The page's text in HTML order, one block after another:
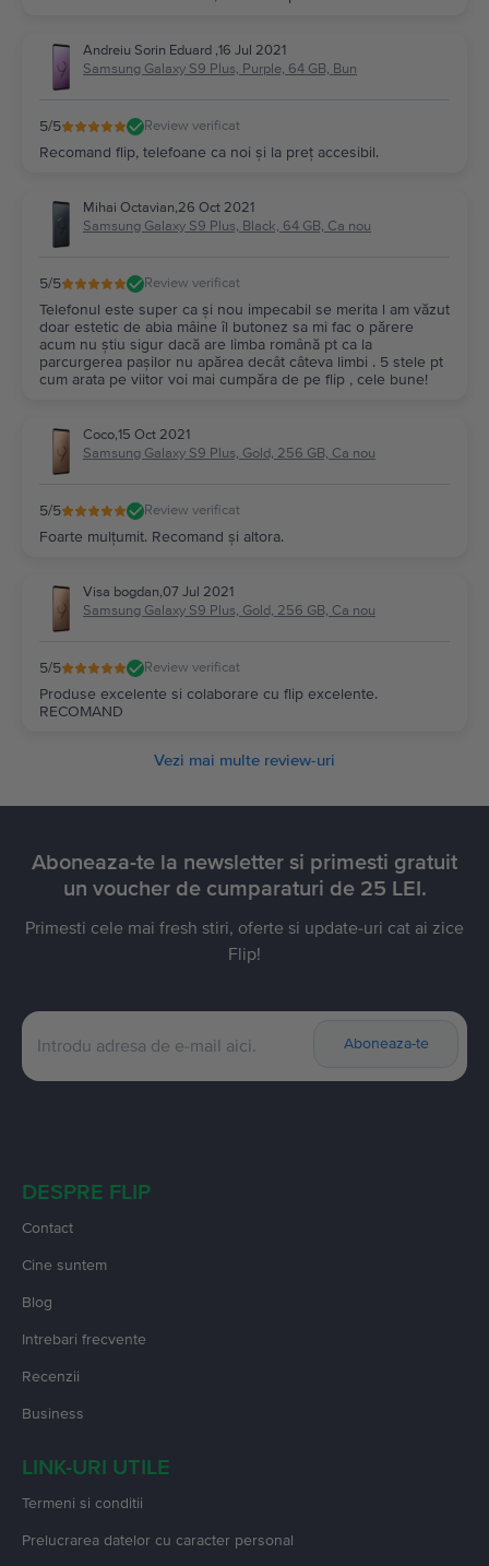
Andreiu Sorin Eduard ,16 Jul 2021
Samsung Galaxy S9 Plus, Purple, 64 GB, Bun
5/5 Review verificat
Recomand flip, telefoane ca noi și la preț accesibil.
Mihai Octavian,26 Oct 2021
Samsung Galaxy S9 Plus, Black, 64 GB, Ca nou
5/5 Review verificat
Telefonul este super ca și nou impecabil se merita l am văzut
doar estetic de abia mâine îl butonez sa mi fac o părere
acum nu știu sigur dacă are limba română pt ca la
parcurgerea pașilor nu apărea decât câteva limbi . 5 stele pt
cum arata pe viitor voi mai cumpăra de pe flip , cele bune!
Coco,15 Oct 2021
Samsung Galaxy S9 Plus, Gold, 256 GB, Ca nou
5/5 Review verificat
Foarte mulțumit. Recomand și altora.
Visa bogdan,07 Jul 2021
Samsung Galaxy S9 Plus, Gold, 256 GB, Ca nou
5/5 Review verificat
Produse excelente si colaborare cu flip excelente.
RECOMAND
Vezi mai multe review-uri
Aboneaza-te la newsletter si primesti gratuit
un voucher de cumparaturi de 25 LEI.
Primesti cele mai fresh stiri, oferte si update-uri cat ai zice
Flip!
Aboneaza-te
DESPRE FLIP
Contact
Cine suntem
Blog
Intrebari frecvente
Recenzii
Business
LINK-URI UTILE
Termeni si conditii
Prelucrarea datelor cu caracter personal